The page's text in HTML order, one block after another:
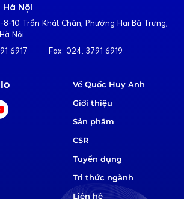
Hà Nội
10 Trần Khát Chân, Phường Hai Bà Trưng,
Nội
6917 Fax: 024. 3791 6919
Về Quốc Huy Anh
Giới thiệu
Sản phẩm
CSR
Tuyển dụng
Tri thức ngành
Liên hệ